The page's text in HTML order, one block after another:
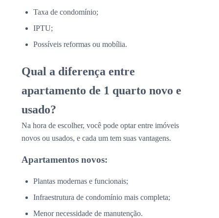
Taxa de condomínio;
IPTU;
Possíveis reformas ou mobília.
Qual a diferença entre
apartamento de 1 quarto novo e
usado?
Na hora de escolher, você pode optar entre imóveis
novos ou usados, e cada um tem suas vantagens.
Apartamentos novos:
Plantas modernas e funcionais;
Infraestrutura de condomínio mais completa;
Menor necessidade de manutenção.